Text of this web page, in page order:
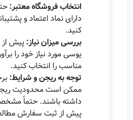
انتخاب فروشگاه معتبر:
دارای نماد اعتماد و
کنید.
بررسی میزان نیاز: پیش از
یوسی مورد نیاز خود را
مناسب را انتخاب کنید.
توجه به ریجن و شرایط:
ممکن است محدودیت
داشته باشند. حتماً
پیش از ثبت سفارش